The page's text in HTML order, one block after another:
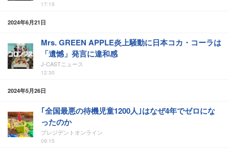
17:15
2024年6月21日
Mrs. GREEN APPLE炎上騒動に日本コカ・コーラは
「遺憾」発言に違和感
J-CASTニュース
12:30
2024年5月26日
｢全国最悪の待機児童1200人｣はなぜ4年でゼロにな
ったのか
プレジデントオンライン
09:15